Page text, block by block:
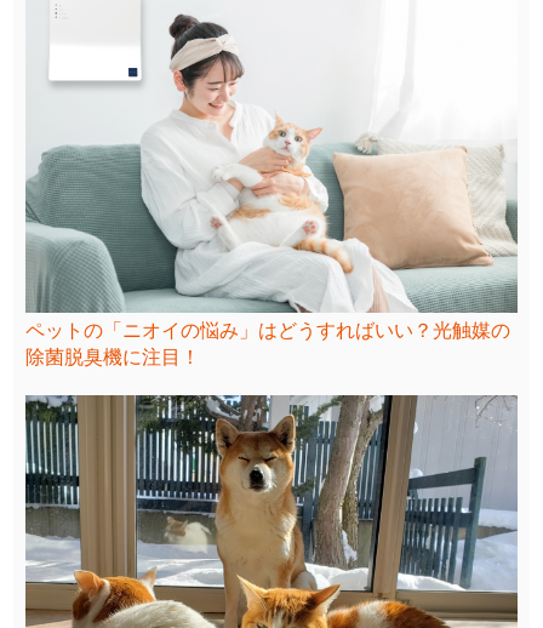
ペットの「ニオイの悩み」はどうすればいい？光触媒の
除菌脱臭機に注目！